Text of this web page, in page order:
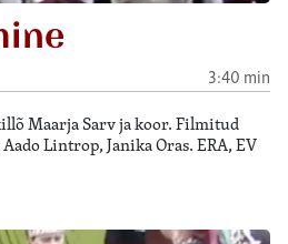
3:40 min
Maarja Sarv ja koor. Filmitud
Lintrop, Janika Oras. ERA, EV